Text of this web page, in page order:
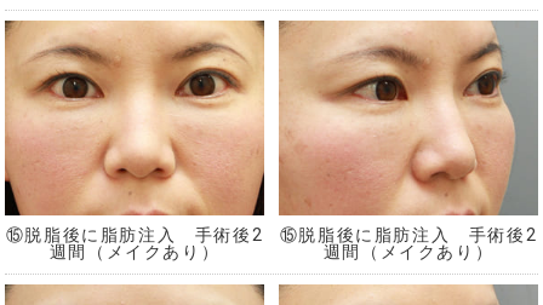
⑮脱脂後に脂肪注入 手術後2
週間（メイクあり）
⑮脱脂後に脂肪注入 手術後2
週間（メイクあり）